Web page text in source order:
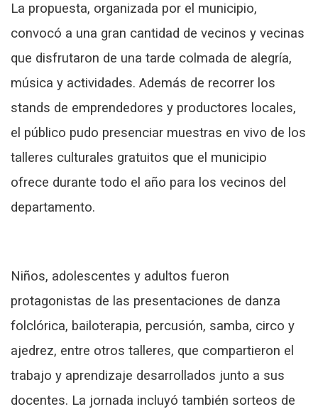
La propuesta, organizada por el municipio,
convocó a una gran cantidad de vecinos y vecinas
que disfrutaron de una tarde colmada de alegría,
música y actividades. Además de recorrer los
stands de emprendedores y productores locales,
el público pudo presenciar muestras en vivo de los
talleres culturales gratuitos que el municipio
ofrece durante todo el año para los vecinos del
departamento.
Niños, adolescentes y adultos fueron
protagonistas de las presentaciones de danza
folclórica, bailoterapia, percusión, samba, circo y
ajedrez, entre otros talleres, que compartieron el
trabajo y aprendizaje desarrollados junto a sus
docentes. La jornada incluyó también sorteos de